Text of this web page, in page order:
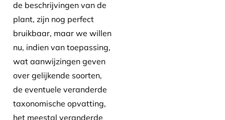
de beschrijvingen van de
plant, zijn nog perfect
bruikbaar, maar we willen
nu, indien van toepassing,
wat aanwijzingen geven
over gelijkende soorten,
de eventuele veranderde
taxonomische opvatting,
het meestal veranderde